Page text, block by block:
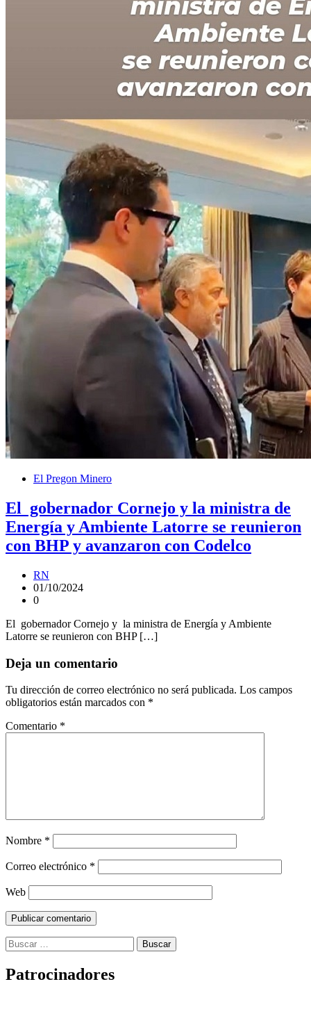
El Pregon Minero
El gobernador Cornejo y la ministra de
Energía y Ambiente Latorre se reunieron
con BHP y avanzaron con Codelco
RN
01/10/2024
0
El gobernador Cornejo y la ministra de Energía y Ambiente
Latorre se reunieron con BHP […]
Deja un comentario
Tu dirección de correo electrónico no será publicada. Los campos
obligatorios están marcados con *
Comentario *
Nombre *
Correo electrónico *
Web
Buscar:
Patrocinadores